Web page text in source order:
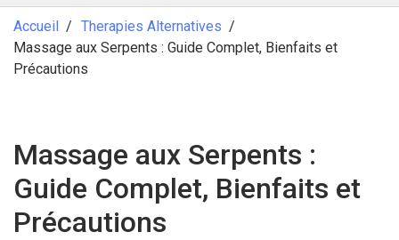
Accueil
Therapies Alternatives
Massage aux Serpents : Guide Complet, Bienfaits et
Précautions
Massage aux Serpents :
Guide Complet, Bienfaits et
Précautions